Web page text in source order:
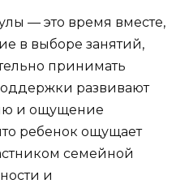
— это время вместе,
в выборе занятий,
принимать
развивают
и ощущение
ребенок ощущает
семейной
и